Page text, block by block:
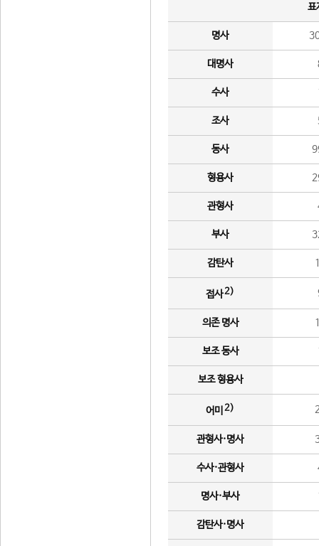
표
명사
대명사
수사
조사
동사
형용사
관형사
부사
감탄사
접사2)
의존 명사
보조 동사
보조 형용사
어미 2)
관형사·명사
수사·관형사
명사·부사
감탄사·명사